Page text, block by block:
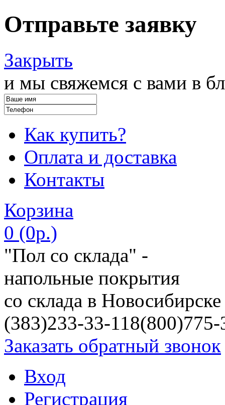
Отправьте заявку
Закрыть
и мы свяжемся с вами в
Как купить?
Оплата и доставка
Контакты
Корзина
0 (0р.)
"Пол со склада" -
напольные покрытия
со склада в Новосибирске
(383)233-33-118(800)775-
Заказать обратный звонок
Вход
Регистрация